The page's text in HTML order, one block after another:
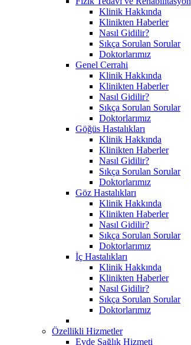
Klinik Hakkında
Klinikten Haberler
Nasıl Gidilir?
Sıkça Sorulan Sorular
Doktorlarımız
Genel Cerrahi
Klinik Hakkında
Klinikten Haberler
Nasıl Gidilir?
Sıkça Sorulan Sorular
Doktorlarımız
Göğüs Hastalıkları
Klinik Hakkında
Klinikten Haberler
Nasıl Gidilir?
Sıkça Sorulan Sorular
Doktorlarımız
Göz Hastalıkları
Klinik Hakkında
Klinikten Haberler
Nasıl Gidilir?
Sıkça Sorulan Sorular
Doktorlarımız
İç Hastalıkları
Klinik Hakkında
Klinikten Haberler
Nasıl Gidilir?
Sıkça Sorulan Sorular
Doktorlarımız
Özellikli Hizmetler
Evde Sağlık Hizmeti